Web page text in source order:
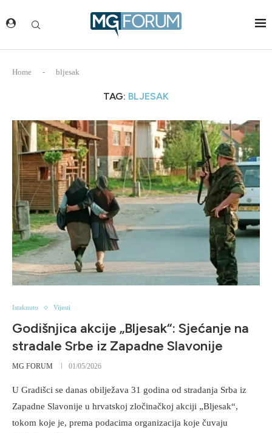
Home - bljesak
TAG: BLJESAK
Istaknuto Vijesti
Godišnjica akcije „Bljesak“: Sjećanje na
stradale Srbe iz Zapadne Slavonije
MG FORUM 01/05/2026
U Gradišci se danas obilježava 31 godina od stradanja Srba iz
Zapadne Slavonije u hrvatskoj zločinačkoj akciji „Bljesak“,
tokom koje je, prema podacima organizacija koje čuvaju